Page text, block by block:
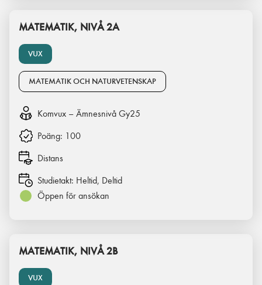
VUX
MATEMATIK, NIVÅ 2A
MATEMATIK OCH NATURVETENSKAP
Komvux – Ämnesnivå Gy25
Poäng: 100
Distans
Studietakt: Heltid, Deltid
Öppen för ansökan
VUX
MATEMATIK, NIVÅ 2B